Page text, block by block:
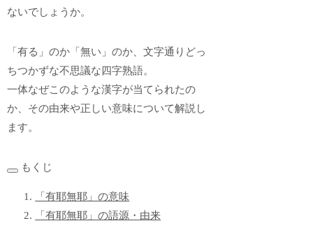
ないでしょうか。
「有る」のか「無い」のか、文字通りどっ
ちつかずな不思議な四字熟語。
一体なぜこのような漢字が当てられたの
か、その由来や正しい意味について解説し
ます。
もくじ
「有耶無耶」の意味
「有耶無耶」の語源・由来